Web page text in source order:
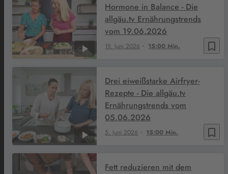
bookmark_border
19. Juni 2026 15:00 Min.
Hormone in Balance - Die
allgäu.tv Ernährungstrends
vom 19.06.2026
bookmark_border
5. Juni 2026 15:00 Min.
Drei eiweißstarke Airfryer-
Rezepte - Die allgäu.tv
Ernährungstrends vom
05.06.2026
Fett reduzieren mit dem